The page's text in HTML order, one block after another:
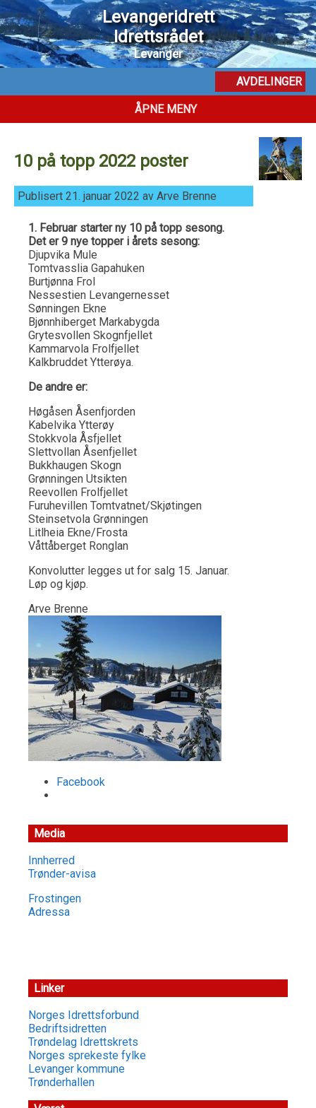
Levangeridrett
Idrettsrådet
Levanger
AVDELINGER
ÅPNE MENY
10 på topp 2022 poster
Publisert 21. januar 2022 av Arve Brenne
1. Februar starter ny 10 på topp sesong.
Det er 9 nye topper i årets sesong:
Djupvika Mule
Tomtvasslia Gapahuken
Burtjønna Frol
Nessestien Levangernesset
Sønningen Ekne
Bjønnhiberget Markabygda
Grytesvollen Skognfjellet
Kammarvola Frolfjellet
Kalkbruddet Ytterøya.
De andre er:
Høgåsen Åsenfjorden
Kabelvika Ytterøy
Stokkvola Åsfjellet
Slettvollan Åsenfjellet
Bukkhaugen Skogn
Grønningen Utsikten
Reevollen Frolfjellet
Furuhevillen Tomtvatnet/Skjøtingen
Steinsetvola Grønningen
Litlheia Ekne/Frosta
Våttåberget Ronglan
Konvolutter legges ut for salg 15. Januar.
Løp og kjøp.
Arve Brenne
Facebook
Media
Innherred
Trønder-avisa
Frostingen
Adressa
Linker
Norges Idrettsforbund
Bedriftsidretten
Trøndelag Idrettskrets
Norges sprekeste fylke
Levanger kommune
Trønderhallen